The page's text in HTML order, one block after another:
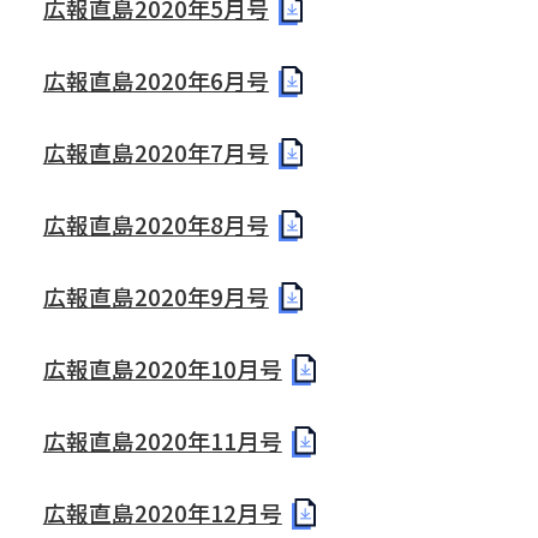
広報直島2020年5月号
広報直島2020年6月号
広報直島2020年7月号
広報直島2020年8月号
広報直島2020年9月号
広報直島2020年10月号
広報直島2020年11月号
広報直島2020年12月号